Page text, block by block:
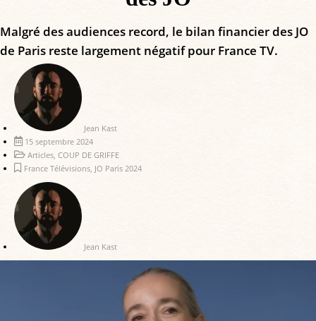
Malgré des audiences record, le bilan financier des JO
de Paris reste largement négatif pour France TV.
Jean Kast
15 septembre 2024
Articles COUP DE GRIFFE
France Télévisions JO Paris 2024
Jean Kast